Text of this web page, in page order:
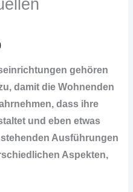
gehören
damit die Wohnenden
dass ihre
und eben etwas
Ausführungen
Aspekten,